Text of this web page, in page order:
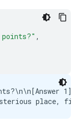
,